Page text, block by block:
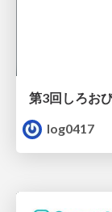
第3回しろお
log0417